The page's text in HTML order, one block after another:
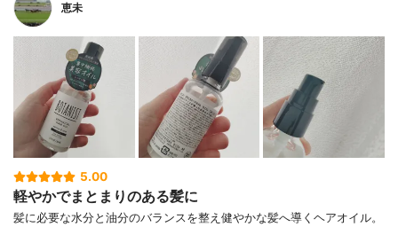
恵未
5.00
軽やかでまとまりのある髪に
髪に必要な水分と油分のバランスを整え健やかな髪へ導くヘアオイル。